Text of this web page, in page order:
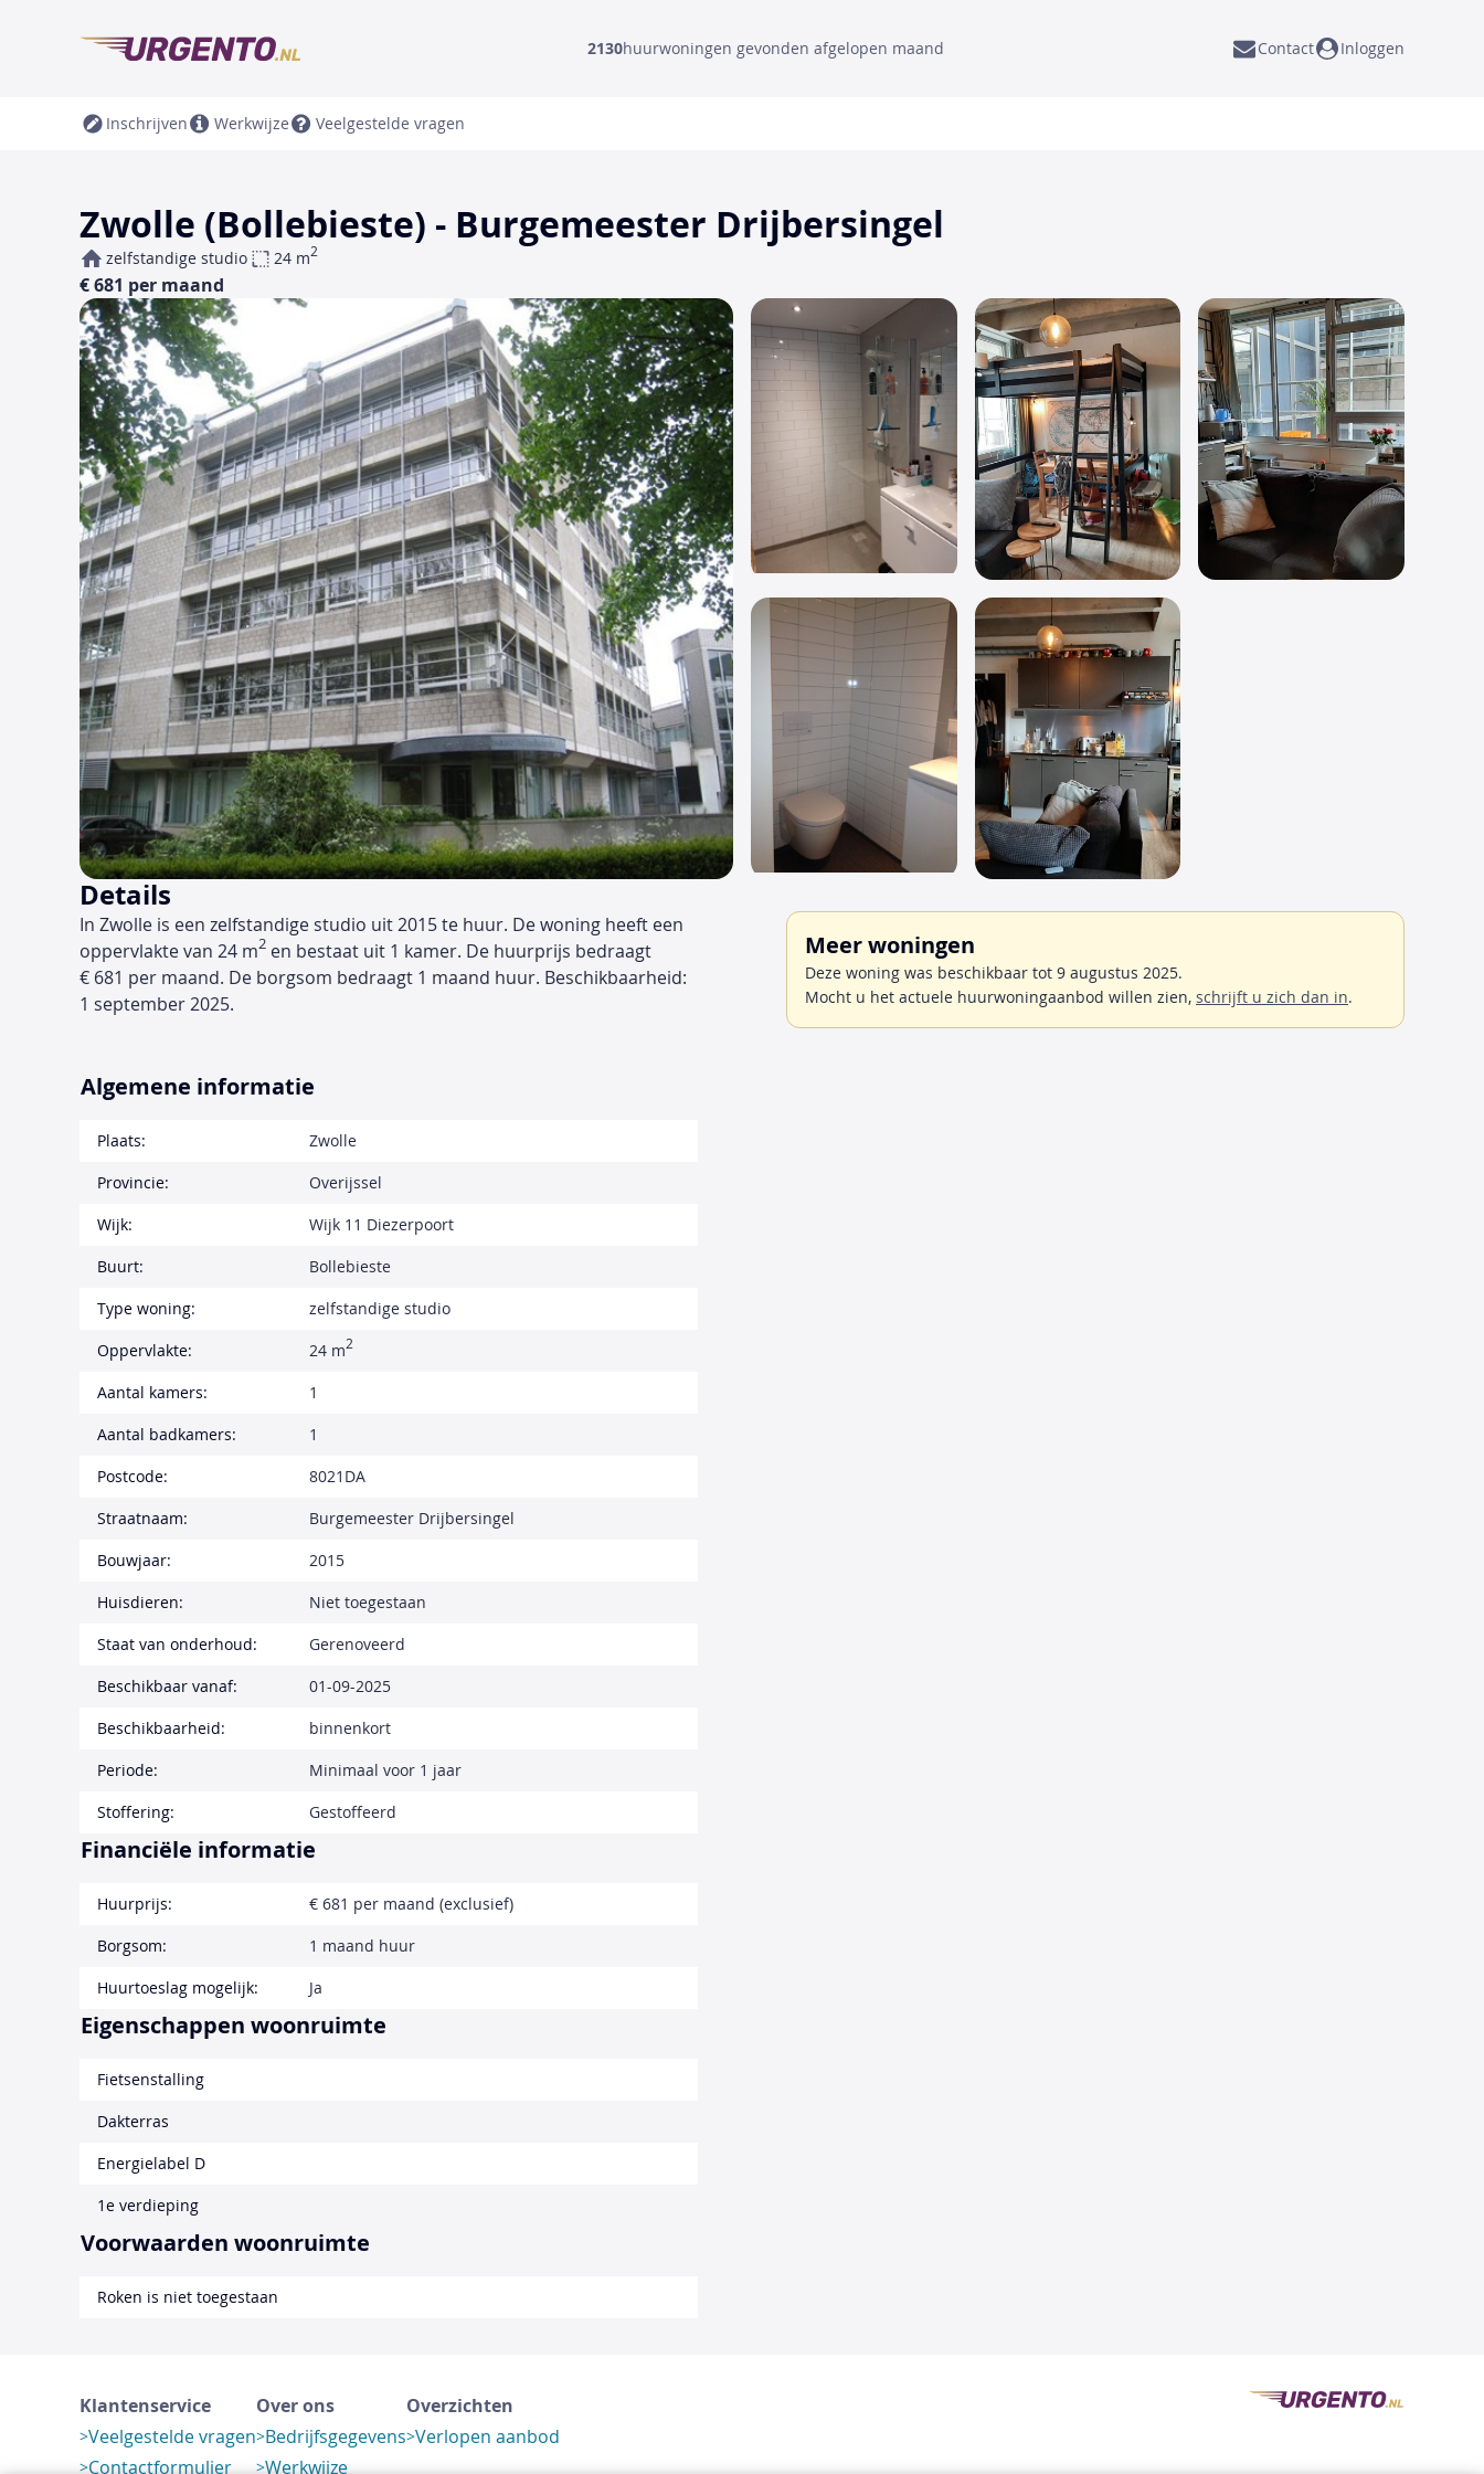
2130huurwoningen gevonden afgelopen maand Contact Inloggen
Inschrijven Werkwijze Veelgestelde vragen
Zwolle (Bollebieste) - Burgemeester Drijbersingel
zelfstandige studio 24 m2
€ 681 per maand
Details
In Zwolle is een zelfstandige studio uit 2015 te huur. De woning heeft een
oppervlakte van 24 m2 en bestaat uit 1 kamer. De huurprijs bedraagt
€ 681 per maand. De borgsom bedraagt 1 maand huur. Beschikbaarheid:
1 september 2025.
Meer woningen
Deze woning was beschikbaar tot 9 augustus 2025.
Mocht u het actuele huurwoningaanbod willen zien, schrijft u zich dan in.
Algemene informatie
Plaats:
Zwolle
Provincie:
Overijssel
Wijk:
Wijk 11 Diezerpoort
Buurt:
Bollebieste
Type woning:
zelfstandige studio
Oppervlakte:
24 m2
Aantal kamers:
1
Aantal badkamers:
1
Postcode:
8021DA
Straatnaam:
Burgemeester Drijbersingel
Bouwjaar:
2015
Huisdieren:
Niet toegestaan
Staat van onderhoud:
Gerenoveerd
Beschikbaar vanaf:
01-09-2025
Beschikbaarheid:
binnenkort
Periode:
Minimaal voor 1 jaar
Stoffering:
Gestoffeerd
Financiële informatie
Huurprijs:
€ 681 per maand (exclusief)
Borgsom:
1 maand huur
Huurtoeslag mogelijk:
Ja
Eigenschappen woonruimte
Fietsenstalling
Dakterras
Energielabel D
1e verdieping
Voorwaarden woonruimte
Roken is niet toegestaan
Klantenservice
Veelgestelde vragen
Contactformulier
Over ons
Bedrijfsgegevens
Werkwijze
Overzichten
Verlopen aanbod